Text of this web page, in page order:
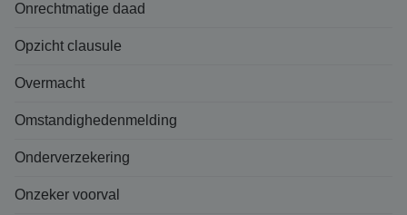
Onrechtmatige daad
Opzicht clausule
Overmacht
Omstandighedenmelding
Onderverzekering
Onzeker voorval